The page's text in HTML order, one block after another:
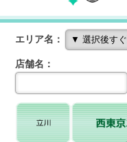
エリア名：
店舗名：